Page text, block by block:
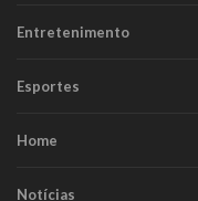
Entretenimento
Esportes
Home
Notícias